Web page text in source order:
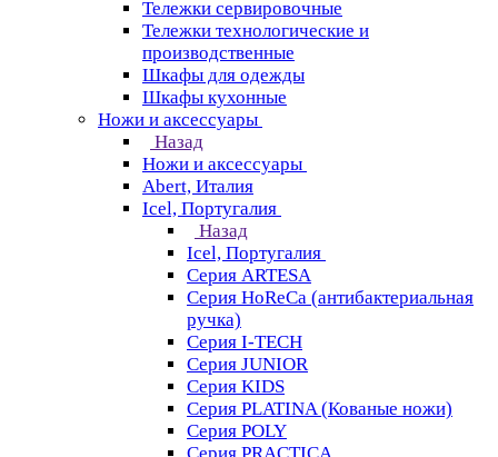
Тележки сервировочные
Тележки технологические и
производственные
Шкафы для одежды
Шкафы кухонные
Ножи и аксессуары
Назад
Ножи и аксессуары
Abert, Италия
Icel, Португалия
Назад
Icel, Португалия
Серия ARTESA
Серия HoReCa (антибактериальная
ручка)
Серия I-TECH
Серия JUNIOR
Серия KIDS
Серия PLATINA (Кованые ножи)
Серия POLY